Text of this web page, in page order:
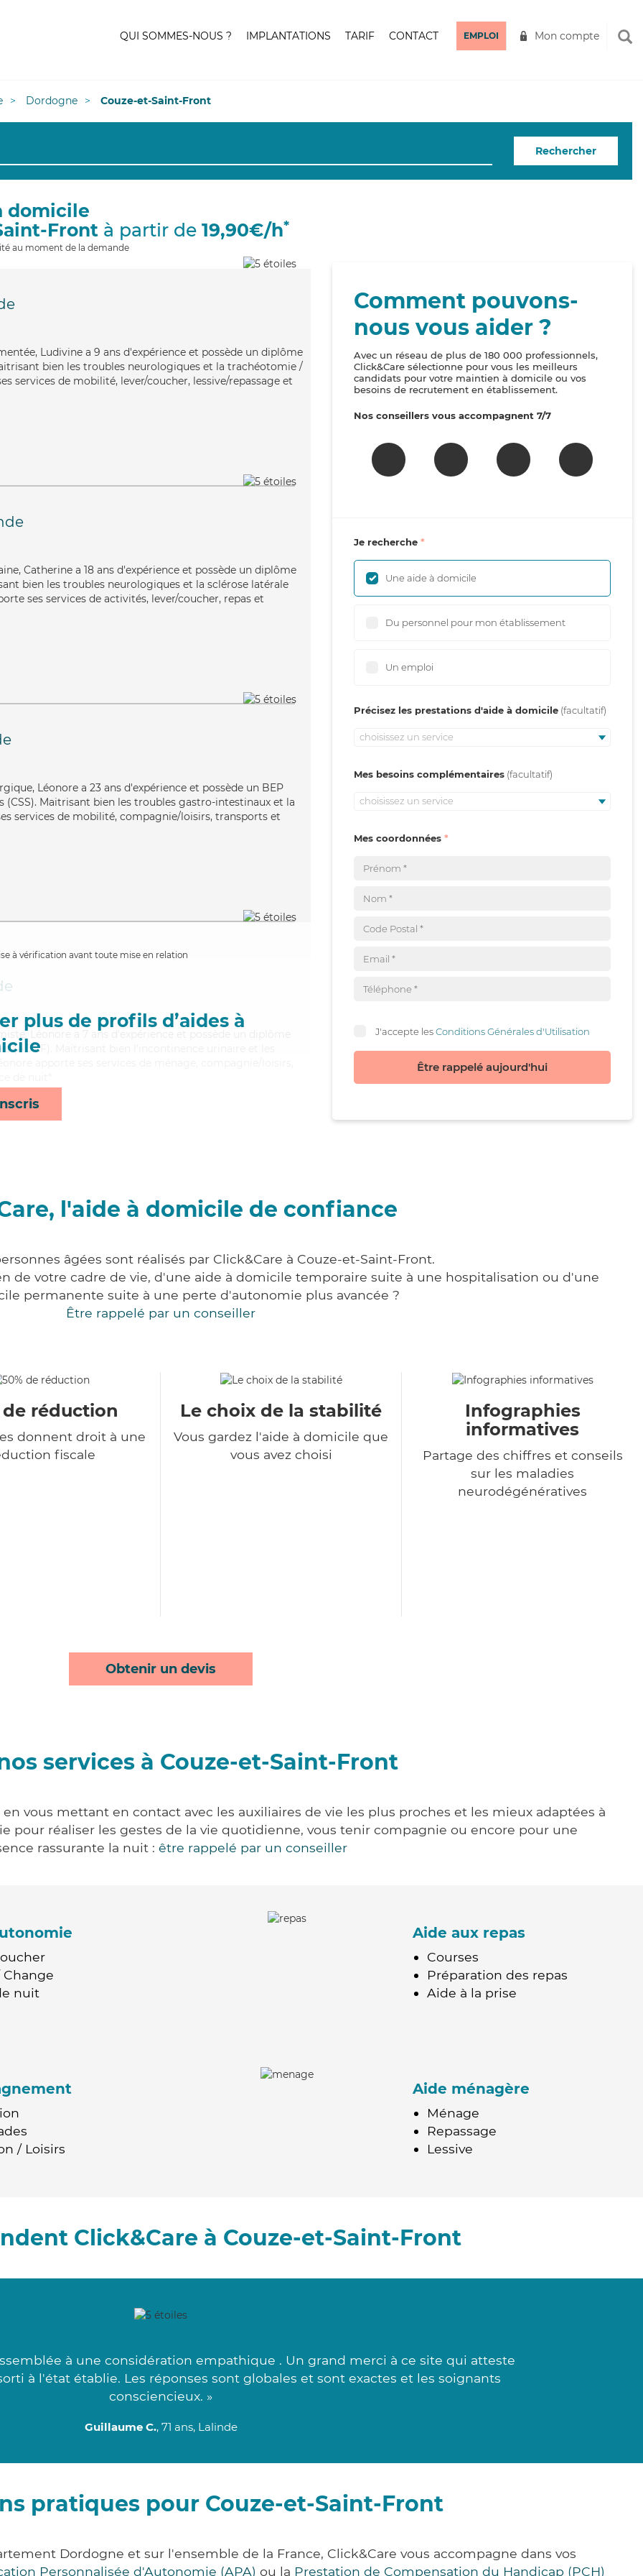
QUI SOMMES-NOUS ? IMPLANTATIONS TARIF CONTACT EMPLOI Mon compte
Dordogne Couze-et-Saint-Front
Rechercher
domicile
Frontà partir de 19,90€/h*
au moment de la demande
Ludivine a 9 ans d'expérience et possède un diplôme
bien les troubles neurologiques et la trachéotomie /
services de mobilité, lever/coucher, lessive/repassage et
Catherine a 18 ans d'expérience et possède un diplôme
bien les troubles neurologiques et la sclérose latérale
ses services de activités, lever/coucher, repas et
Léonore a 23 ans d'expérience et possède un BEP
(CSS). Maitrisant bien les troubles gastro-intestinaux et la
services de mobilité, compagnie/loisirs, transports et
à vérification avant toute mise en relation
plus de profils d’aides à
Léonore a 7 ans d'expérience et possède un diplôme
(ADVF). Maitrisant bien l'incontinence urinaire et les
Comment pouvons-
nous vous aider ?
Avec un réseau de plus de 180 000 professionnels,
Click&Care sélectionne pour vous les meilleurs
candidats pour votre maintien à domicile ou vos
besoins de recrutement en établissement.
Nos conseillers vous accompagnent 7/7
Je recherche
Une aide à domicile
Du personnel pour mon établissement
Un emploi
Précisez les prestations d'aide à domicile
choisissez un service
Mes besoins complémentaires
choisissez un service
Mes coordonnées
J'accepte lesConditions Générales d'Utilisation
Être rappelé aujourd'hui
l'aide à domicile de confiance
âgées sont réalisés par Click&Care à Couze-et-Saint-Front.
de votre cadre de vie, d'une aide à domicile temporaire suite à une hospitalisation ou d'une
permanente suite à une perte d'autonomie plus avancée ?
Être rappelé par un conseiller
de réduction
donnent droit à une
fiscale
Le choix de la stabilité
Vous gardez l'aide à domicile que
vous avez choisi
Infographies
informatives
Partage des chiffres et conseils
sur les maladies
neurodégénératives
Obtenir un devis
services à Couze-et-Saint-Front
vous mettant en contact avec les auxiliaires de vie les plus proches et les mieux adaptées à
pour réaliser les gestes de la vie quotidienne, vous tenir compagnie ou encore pour une
rassurante la nuit : être rappelé par un conseiller
nuit
Aide aux repas
Courses
Préparation des repas
Aide à la prise
/ Loisirs
Aide ménagère
Ménage
Repassage
Lessive
Click&Care à Couze-et-Saint-Front
à une considération empathique . Un grand merci à ce site qui atteste
à l'état établie. Les réponses sont globales et sont exactes et les soignants
consciencieux. »
Guillaume C., 71 ans, Lalinde
pratiques pour Couze-et-Saint-Front
Dordogne et sur l'ensemble de la France, Click&Care vous accompagne dans vos
Personnalisée d'Autonomie (APA) ou la Prestation de Compensation du Handicap (PCH)